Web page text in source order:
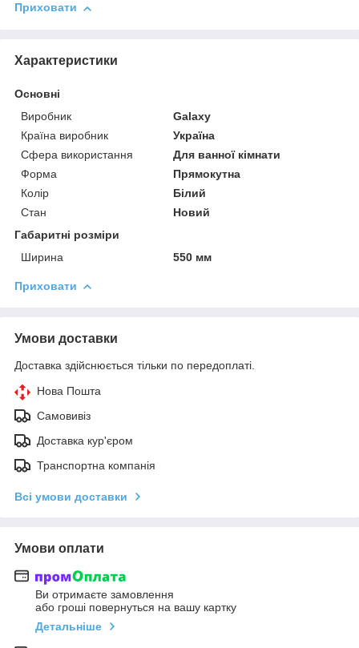
Приховати
Характеристики
Основні
Виробник
Galaxy
Країна виробник
Україна
Сфера використання
Для ванної кімнати
Форма
Прямокутна
Колір
Білий
Стан
Новий
Габаритні розміри
Ширина
550 мм
Приховати
Умови доставки
Доставка здійснюється тільки по передоплаті.
Нова Пошта
Самовивіз
Доставка кур'єром
Транспортна компанія
Всі умови доставки
Умови оплати
Ви отримаєте замовлення
або гроші повернуться на вашу картку
Детальніше